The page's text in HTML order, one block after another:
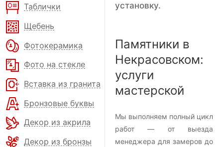
Таблички
Щебень
Фотокерамика
Фото на стекле
Вставка из гранита
Бронзовые буквы
Декор из акрила
Декор из бронзы
установку.
Памятники в
Некрасовском:
услуги
мастерской
Мы выполняем полный цикл
работ — от выезда
менеджера для замеров до